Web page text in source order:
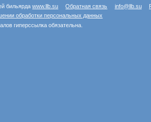
бильярдаwww.llb.su Обратная связь info@llb.su
обработки персональных данных
гиперссылка обязательна.